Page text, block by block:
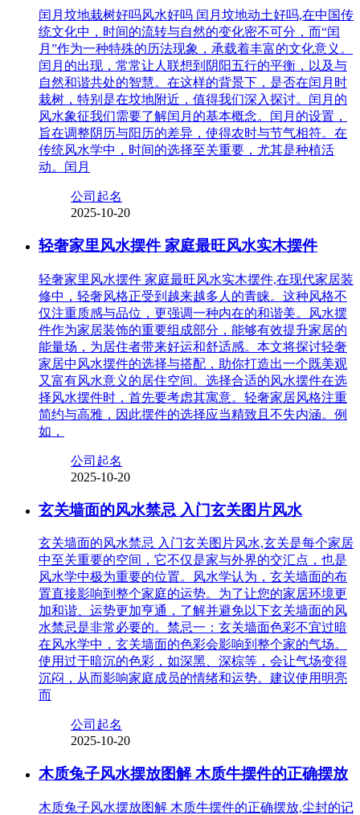
闰月坟地栽树好吗风水好吗 闰月坟地动土好吗,在中国传
统文化中，时间的流转与自然的变化密不可分，而“闰
月”作为一种特殊的历法现象，承载着丰富的文化意义。
闰月的出现，常常让人联想到阴阳五行的平衡，以及与
自然和谐共处的智慧。在这样的背景下，是否在闰月时
栽树，特别是在坟地附近，值得我们深入探讨。闰月的
风水象征我们需要了解闰月的基本概念。闰月的设置，
旨在调整阴历与阳历的差异，使得农时与节气相符。在
传统风水学中，时间的选择至关重要，尤其是种植活
动。闰月
公司起名
2025-10-20
轻奢家里风水摆件 家庭最旺风水实木摆件
轻奢家里风水摆件 家庭最旺风水实木摆件,在现代家居装
修中，轻奢风格正受到越来越多人的青睐。这种风格不
仅注重质感与品位，更强调一种内在的和谐美。风水摆
件作为家居装饰的重要组成部分，能够有效提升家居的
能量场，为居住者带来好运和舒适感。本文将探讨轻奢
家居中风水摆件的选择与搭配，助你打造出一个既美观
又富有风水意义的居住空间。选择合适的风水摆件在选
择风水摆件时，首先要考虑其寓意。轻奢家居风格注重
简约与高雅，因此摆件的选择应当精致且不失内涵。例
如，
公司起名
2025-10-20
玄关墙面的风水禁忌 入门玄关图片风水
玄关墙面的风水禁忌 入门玄关图片风水,玄关是每个家居
中至关重要的空间，它不仅是家与外界的交汇点，也是
风水学中极为重要的位置。风水学认为，玄关墙面的布
置直接影响到整个家庭的运势。为了让您的家居环境更
加和谐、运势更加亨通，了解并避免以下玄关墙面的风
水禁忌是非常必要的。禁忌一：玄关墙面色彩不宜过暗
在风水学中，玄关墙面的色彩会影响到整个家的气场。
使用过于暗沉的色彩，如深黑、深棕等，会让气场变得
沉闷，从而影响家庭成员的情绪和运势。建议使用明亮
而
公司起名
2025-10-20
木质兔子风水摆放图解 木质牛摆件的正确摆放
木质兔子风水摆放图解 木质牛摆件的正确摆放,尘封的记